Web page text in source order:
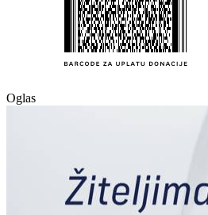
Oglas